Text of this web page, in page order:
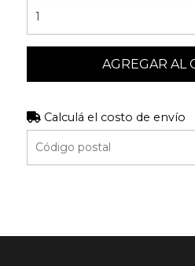
AGREGAR AL
Calculá el costo de envío